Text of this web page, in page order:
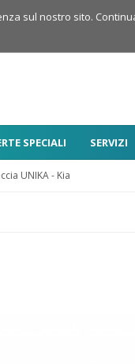
SPECIALI SERVIZI
UNIKA - Kia
sul nostro sito.